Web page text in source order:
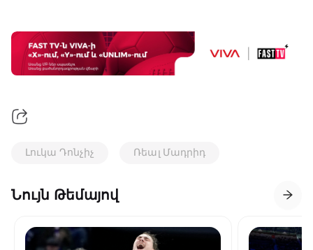
Լուկա Դոնչիչ Ռեալ Մադրիդ
Նույն Թեմայով